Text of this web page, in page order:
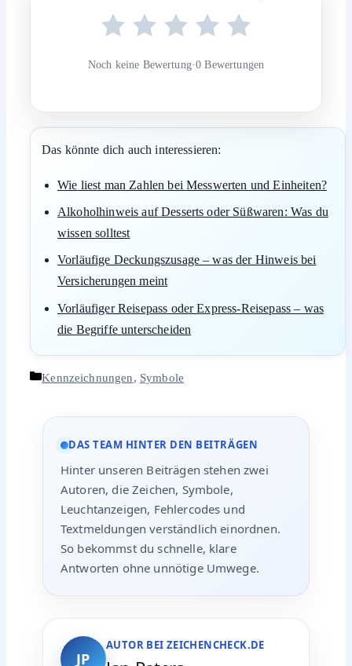
Noch keine Bewertung·0 Bewertungen
Das könnte dich auch interessieren:
Wie liest man Zahlen bei Messwerten und Einheiten?
Alkoholhinweis auf Desserts oder Süßwaren: Was du
wissen solltest
Vorläufige Deckungszusage – was der Hinweis bei
Versicherungen meint
Vorläufiger Reisepass oder Express-Reisepass – was
die Begriffe unterscheiden
Kategorien
Kennzeichnungen, Symbole
DAS TEAM HINTER DEN BEITRÄGEN
Hinter unseren Beiträgen stehen zwei
Autoren, die Zeichen, Symbole,
Leuchtanzeigen, Fehlercodes und
Textmeldungen verständlich einordnen.
So bekommst du schnelle, klare
Antworten ohne unnötige Umwege.
JP
AUTOR BEI ZEICHENCHECK.DE